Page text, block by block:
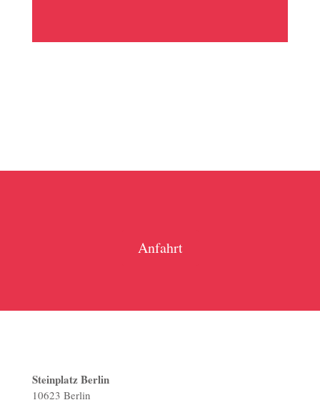
Anfahrt
Steinplatz Berlin
10623 Berlin